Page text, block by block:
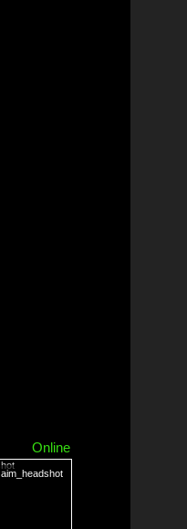
Online
aim_headshot